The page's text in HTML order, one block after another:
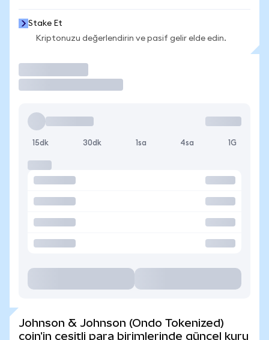
Stake Et
Kriptonuzu değerlendirin ve pasif gelir elde edin.
15dk 30dk 1sa 4sa 1G
Johnson & Johnson (Ondo Tokenized)
coin'in çeşitli para birimlerinde güncel kuru